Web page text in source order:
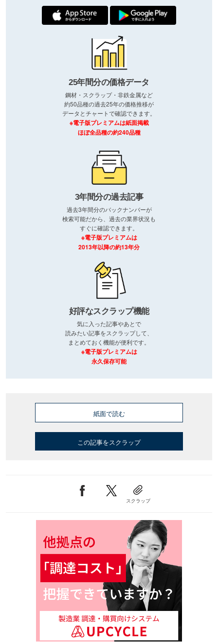
25年間分の価格データ
鋼材・スクラップ・非鉄金属など
約50品種の過去25年の価格推移が
データとチャートで確認できます。
※電子版プレミアムは紙面掲載
ほぼ全品種の約240品種
3年間分の過去記事
過去3年間分のバックナンバーが
検索可能だから、過去の業界状況も
すぐに確認できます。
※電子版プレミアムは
2013年以降の約13年分
好評なスクラップ機能
気に入った記事やあとで
読みたい記事をスクラップして、
まとめておく機能が便利です。
※電子版プレミアムは
永久保存可能
紙面で読む
この記事をスクラップ
スクラップ